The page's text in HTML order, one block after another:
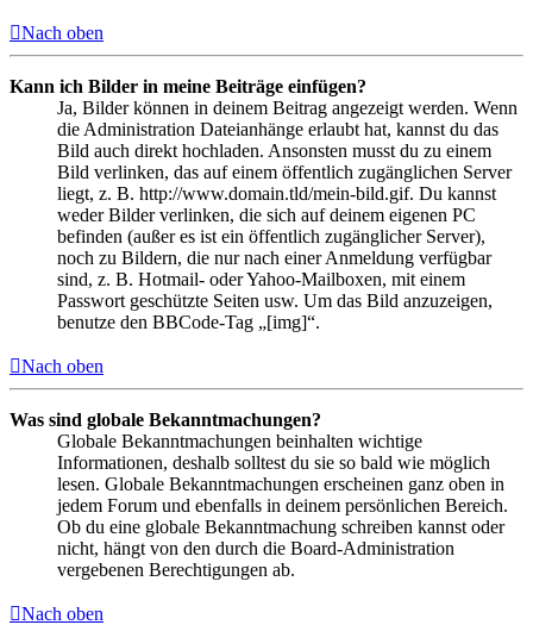
Nach oben
Kann ich Bilder in meine Beiträge einfügen?
Ja, Bilder können in deinem Beitrag angezeigt werden. Wenn
die Administration Dateianhänge erlaubt hat, kannst du das
Bild auch direkt hochladen. Ansonsten musst du zu einem
Bild verlinken, das auf einem öffentlich zugänglichen Server
liegt, z. B. http://www.domain.tld/mein-bild.gif. Du kannst
weder Bilder verlinken, die sich auf deinem eigenen PC
befinden (außer es ist ein öffentlich zugänglicher Server),
noch zu Bildern, die nur nach einer Anmeldung verfügbar
sind, z. B. Hotmail- oder Yahoo-Mailboxen, mit einem
Passwort geschützte Seiten usw. Um das Bild anzuzeigen,
benutze den BBCode-Tag „[img]“.
Nach oben
Was sind globale Bekanntmachungen?
Globale Bekanntmachungen beinhalten wichtige
Informationen, deshalb solltest du sie so bald wie möglich
lesen. Globale Bekanntmachungen erscheinen ganz oben in
jedem Forum und ebenfalls in deinem persönlichen Bereich.
Ob du eine globale Bekanntmachung schreiben kannst oder
nicht, hängt von den durch die Board-Administration
vergebenen Berechtigungen ab.
Nach oben